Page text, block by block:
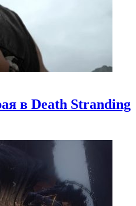
в Death Stranding